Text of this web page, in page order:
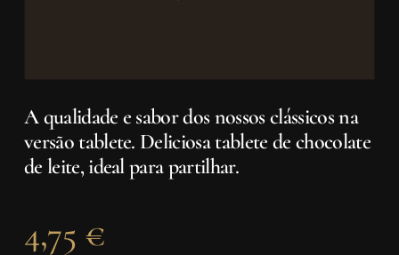
A qualidade e sabor dos nossos clássicos na
versão tablete. Deliciosa tablete de chocolate
de leite, ideal para partilhar.
4,75 €